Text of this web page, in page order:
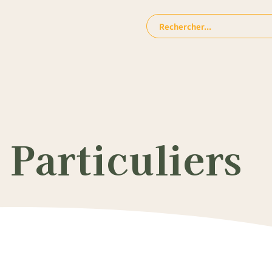
Rechercher:
Particuliers